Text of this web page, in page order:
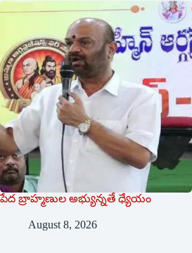
పేద బ్రాహ్మణుల అభ్యున్నతే ధ్యేయం
August 8, 2026